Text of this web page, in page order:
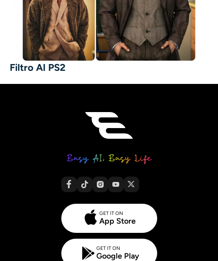
Filtro AI PS2
GET IT ON
App Store
GET IT ON
Google Play